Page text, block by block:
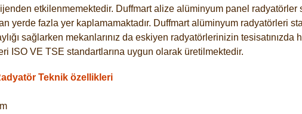
etkilenmemektedir. Duffmart alize alüminyum panel radyatörler
yerde fazla yer kaplamamaktadır. Duffmart alüminyum radyatörleri
sağlarken mekanlarınız da eskiyen radyatörlerinizin
ISO VE TSE standartlarına uygun olarak üretilmektedir.
Teknik özellikleri